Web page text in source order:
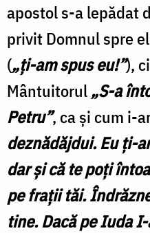
apostol s-a lepădat
privit Domnul spre
(„ţi-am spus eu!”),
Mântuitorul„S-a
Petru”, ca şi cum i-
deznădăjdui. Eu ţi-
dar şi că te poţi
pe fraţii tăi.
tine. Dacă pe Iuda